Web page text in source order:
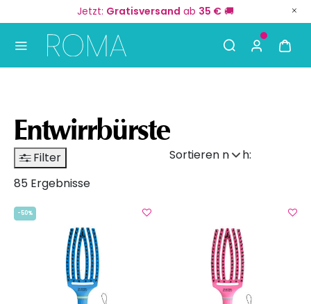
Jetzt: Gratisversand ab 35 € 🚚
Entwirrbürste
Sortieren nach:
Filter
85 Ergebnisse
-50%